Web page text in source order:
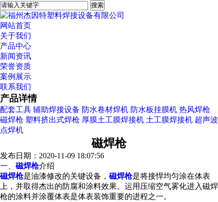
网站首页
关于我们
产品中心
新闻资讯
荣誉资质
案例展示
联系我们
产品详情
配套工具 辅助焊接设备 防水卷材焊机 防水板挂膜机 热风焊枪
磁焊枪 塑料挤出式焊枪 厚膜土工膜焊接机 土工膜焊接机 超声波
点焊机
磁焊枪
发布日期：2020-11-09 18:07:56
一、 磁焊枪介绍
磁焊枪是油漆修改的关键设备， 磁焊枪是将接悍均匀涂在体表
上，并取得杰出的防腐和涂料效果。运用压缩空气雾化进入磁焊
枪的涂料并涂覆体表是体表装饰重要的进程之一。